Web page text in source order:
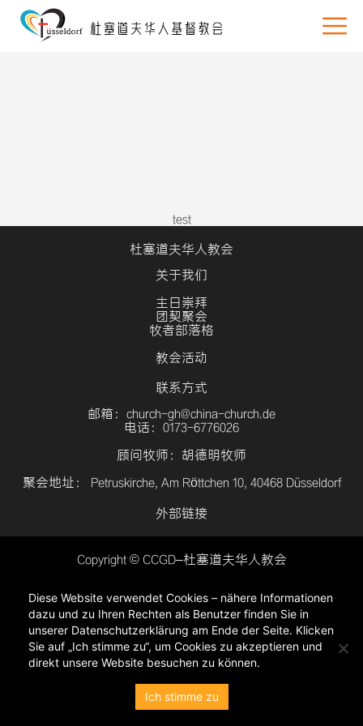
test
杜塞道夫华人教会
关于我们
主日崇拜
团契聚会
牧者部落格
教会活动
联系方式
邮箱：church-gh@china-church.de
电话：0173-6776026
顾问牧师：胡德明牧师
聚会地址： Petruskirche, Am Röttchen 10, 40468 Düsseldorf
外部链接
Copyright © CCGD–杜塞道夫华人教会
隐私政策
Diese Website verwendet Cookies – nähere Informationen
dazu und zu Ihren Rechten als Benutzer finden Sie in
unserer Datenschutzerklärung am Ende der Seite. Klicken
Sie auf „Ich stimme zu“, um Cookies zu akzeptieren und
direkt unsere Website besuchen zu können.
Ich stimme zu